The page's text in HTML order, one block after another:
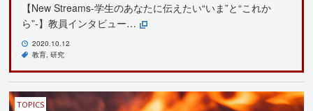
【New Streams-学生のあなたに伝えたい“いま”と“これか
ら”-】教員インタビュー…
2020.10.12
教育 研究
TOPICS